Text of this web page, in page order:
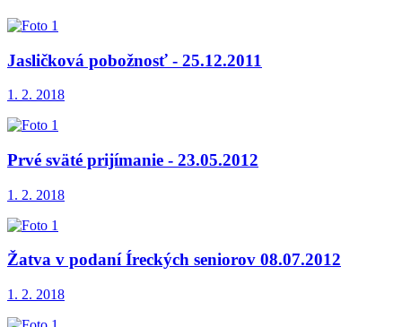
Jasličková pobožnosť - 25.12.2011
1. 2. 2018
Prvé sväté prijímanie - 23.05.2012
1. 2. 2018
Žatva v podaní Íreckých seniorov 08.07.2012
1. 2. 2018